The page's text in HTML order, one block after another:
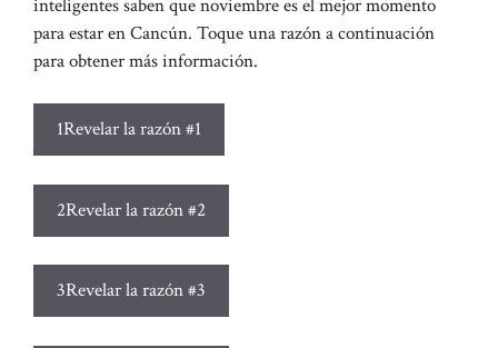
inteligentes saben que noviembre es el mejor momento
para estar en Cancún. Toque una razón a continuación
para obtener más información.
1Revelar la razón #1
2Revelar la razón #2
3Revelar la razón #3